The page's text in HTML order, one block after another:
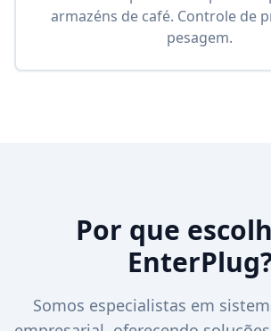
armazéns de café. Controle de
pesagem.
Por que
Somos especialistas em